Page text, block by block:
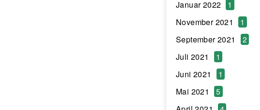
Januar 2022
1
November 2021
1
September 2021
2
Juli 2021
1
Juni 2021
1
Mai 2021
5